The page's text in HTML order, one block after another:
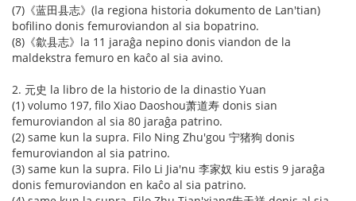
(7)《蓝田县志》(la regiona historia dokumento de Lan'tian)
bofilino donis femuroviandon al sia bopatrino.
(8)《歙县志》la 11 jaraĝa nepino donis viandon de la
maldekstra femuro en kaĉo al sia avino.
2. 元史 la libro de la historio de la dinastio Yuan
(1) volumo 197, filo Xiao Daoshou萧道寿 donis sian
femuroviandon al sia 80 jaraĝa patrino.
(2) same kun la supra. Filo Ning Zhu'gou 宁猪狗 donis
femuroviandon al sia patrino.
(3) same kun la supra. Filo Li Jia'nu 李家奴 kiu estis 9 jaraĝa
donis femuroviandon en kaĉo al sia patrino.